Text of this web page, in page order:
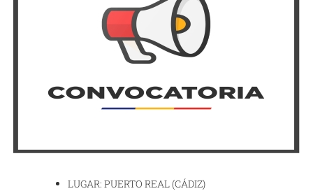
LUGAR: PUERTO REAL (CÁDIZ)